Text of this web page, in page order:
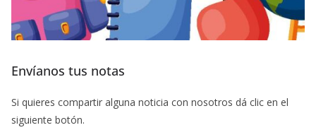
Envíanos tus notas
Si quieres compartir alguna noticia con nosotros dá clic en el
siguiente botón.